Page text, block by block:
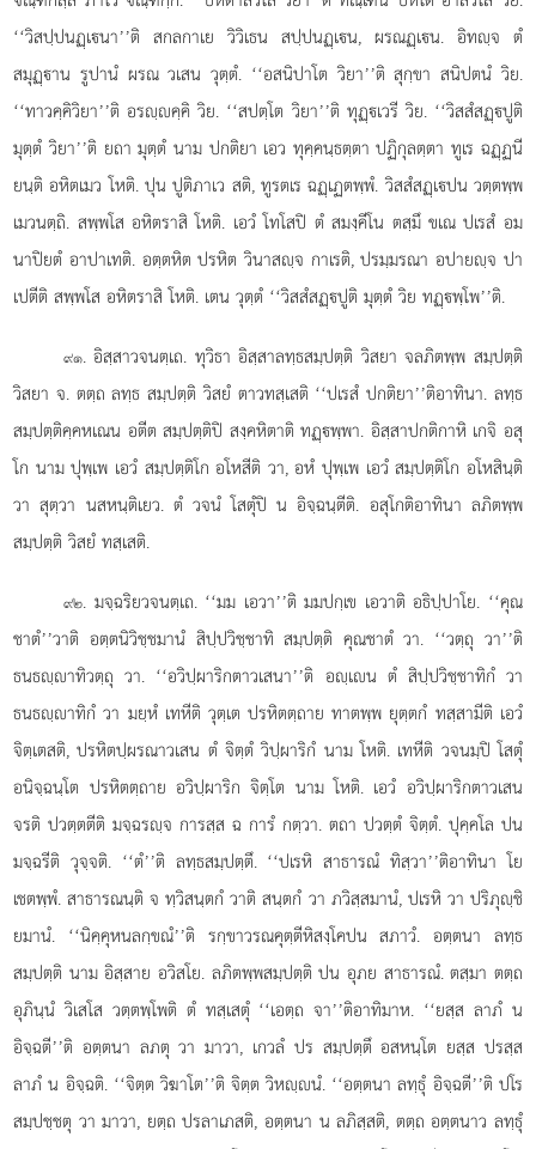
‘‘วิสปฺปนฏฺเนา’’ติ สกลกาเย วิวิเธน สปฺปนฏฺเน, ผรณฏฺเน. อิทฺจ ตํ
สมุฏฺาน รูปานํ ผรณ วเสน วุตฺตํ. ‘‘อสนิปาโต วิยา’’ติ สุกฺขา สนิปตนํ วิย.
‘‘ทาวคฺคิวิยา’’ติ อรฺคฺคิ วิย. ‘‘สปตฺโต วิยา’’ติ ทุฏฺเวรี วิย. ‘‘วิสสํสฏฺปูติ
มุตฺตํ วิยา’’ติ ยถา มุตฺตํ นาม ปกติยา เอว ทุคฺคนฺธตฺตา ปฏิกุลตฺตา ทูเร ฉฏฺฏนี
ยนฺติ อหิตเมว โหติ. ปุน ปูติภาเว สติ, ทูรตเร ฉฏฺเฏตพฺพํ. วิสสํสฏฺเปน วตฺตพฺพ
เมวนตฺถิ. สพฺพโส อหิตราสิ โหติ. เอวํ โทโสปิ ตํ สมงฺคีโน ตสฺมึ ขเณ ปเรสํ อม
นาปิยตํ อาปาเทติ. อตฺตหิต ปรหิต วินาสฺจ กาเรติ, ปรมฺมรณา อปายฺจ ปา
เปตีติ สพฺพโส อหิตราสิ โหติ. เตน วุตฺตํ ‘‘วิสสํสฏฺปูติ มุตฺตํ วิย ทฏฺพฺโพ’’ติ.
๙๑. อิสฺสาวจนตฺเถ. ทุวิธา อิสฺสาลทฺธสมฺปตฺติ วิสยา จลภิตพฺพ สมฺปตฺติ
วิสยา จ. ตตฺถ ลทฺธ สมฺปตฺติ วิสยํ ตาวทสฺเสติ ‘‘ปเรสํ ปกติยา’’ติอาทินา. ลทฺธ
สมฺปตฺติคฺคหเณน อตีต สมฺปตฺติปิ สงฺคหิตาติ ทฏฺพฺพา. อิสฺสาปกติกาหิ เกจิ อสุ
โก นาม ปุพฺเพ เอวํ สมฺปตฺติโก อโหสีติ วา, อหํ ปุพฺเพ เอวํ สมฺปตฺติโก อโหสินฺติ
วา สุตฺวา นสหนฺติเยว. ตํ วจนํ โสตุํปิ น อิจฺฉนฺตีติ. อสุโกติอาทินา ลภิตพฺพ
สมฺปตฺติ วิสยํ ทสฺเสติ.
๙๒. มจฺฉริยวจนตฺเถ. ‘‘มม เอวา’’ติ มมปกฺเข เอวาติ อธิปฺปาโย. ‘‘คุณ
ชาตํ’’วาติ อตฺตนิวิชฺชมานํ สิปฺปวิชฺชาทิ สมฺปตฺติ คุณชาตํ วา. ‘‘วตฺถุ วา’’ติ
ธนธฺาทิวตฺถุ วา. ‘‘อวิปฺผาริกตาวเสนา’’ติ อฺเน ตํ สิปฺปวิชฺชาทิกํ วา
ธนธฺาทิกํ วา มยฺหํ เทหีติ วุตฺเต ปรหิตตฺถาย ทาตพฺพ ยุตฺตกํ ทสฺสามีติ เอวํ
จิตฺเตสติ, ปรหิตปฺผรณาวเสน ตํ จิตฺตํ วิปฺผาริกํ นาม โหติ. เทหีติ วจนมฺปิ โสตุํ
อนิจฺฉนฺโต ปรหิตตฺถาย อวิปฺผาริก จิตฺโต นาม โหติ. เอวํ อวิปฺผาริกตาวเสน
จรติ ปวตฺตตีติ มจฺฉรฺจ การสฺส ฉ การํ กตฺวา. ตถา ปวตฺตํ จิตฺตํ. ปุคฺคโล ปน
มจฺฉรีติ วุจฺจติ. ‘‘ตํ’’ติ ลทฺธสมฺปตฺตึ. ‘‘ปเรหิ สาธารณํ ทิสฺวา’’ติอาทินา โย
เชตพฺพํ. สาธารณนฺติ จ ทฺวิสนฺตกํ วาติ สนฺตกํ วา ภวิสฺสมานํ, ปเรหิ วา ปริภุฺชิ
ยมานํ. ‘‘นิคฺคุหนลกฺขณํ’’ติ รกฺขาวรณคุตฺตีหิสงฺโคปน สภาวํ. อตฺตนา ลทฺธ
สมฺปตฺติ นาม อิสฺสาย อวิสโย. ลภิตพฺพสมฺปตฺติ ปน อุภย สาธารณํ. ตสฺมา ตตฺถ
อุภินฺนํ วิเสโส วตฺตพฺโพติ ตํ ทสฺเสตุํ ‘‘เอตฺถ จา’’ติอาทิมาห. ‘‘ยสฺส ลาภํ น
อิจฺฉตี’’ติ อตฺตนา ลภตุ วา มาวา, เกวลํ ปร สมฺปตฺตึ อสหนฺโต ยสฺส ปรสฺส
ลาภํ น อิจฺฉติ. ‘‘จิตฺต วิฆาโต’’ติ จิตฺต วิหฺนํ. ‘‘อตฺตนา ลทฺธุํ อิจฺฉตี’’ติ ปโร
สมฺปชฺชตุ วา มาวา, ยตฺถ ปรลาเภสติ, อตฺตนา น ลภิสฺสติ, ตตฺถ อตฺตนาว ลทฺธุํ